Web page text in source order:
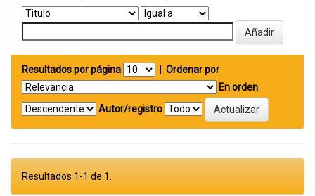
Resultados por página
Ordenar por
En orden
Autor/registro
Resultados 1-1 de 1.